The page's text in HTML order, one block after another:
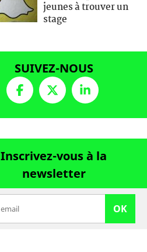
jeunes à trouver un
stage
SUIVEZ-NOUS
Inscrivez-vous à la
newsletter
OK